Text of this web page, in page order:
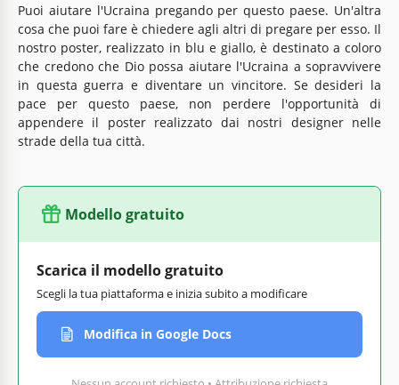
Puoi aiutare l'Ucraina pregando per questo paese. Un'altra
cosa che puoi fare è chiedere agli altri di pregare per esso. Il
nostro poster, realizzato in blu e giallo, è destinato a coloro
che credono che Dio possa aiutare l'Ucraina a sopravvivere
in questa guerra e diventare un vincitore. Se desideri la
pace per questo paese, non perdere l'opportunità di
appendere il poster realizzato dai nostri designer nelle
strade della tua città.
Modello gratuito
Scarica il modello gratuito
Scegli la tua piattaforma e inizia subito a modificare
Modifica in Google Docs